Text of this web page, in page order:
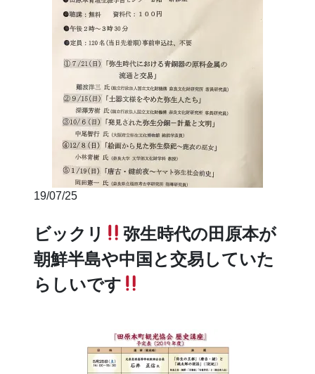
19/07/25
ビックリ
弥生時代の田原本が
朝鮮半島や中国と交易していた
らしいです